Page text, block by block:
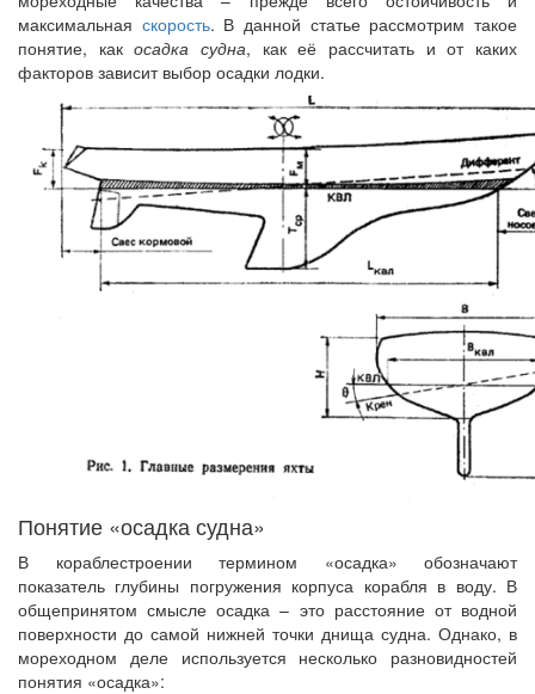
максимальная скорость. В данной статье рассмотрим такое
понятие, какосадка судна, как её рассчитать и от каких
факторов зависит выбор осадки лодки.
Понятие «осадка судна»
В кораблестроении термином «осадка» обозначают
показатель глубины погружения корпуса корабля в воду. В
общепринятом смысле осадка – это расстояние от водной
поверхности до самой нижней точки днища судна. Однако, в
мореходном деле используется несколько разновидностей
понятия «осадка»: